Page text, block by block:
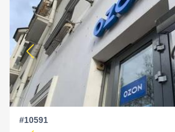
#10591